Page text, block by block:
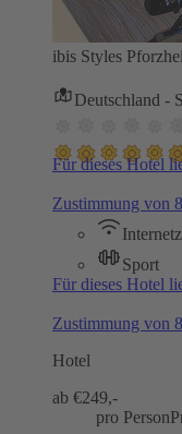
ibis Styles
Deutschland -
Für dieses Hotel
Zustimmung von
Sport
Für dieses Hotel
Zustimmung von
Hotel
ab €249,-
pro Person